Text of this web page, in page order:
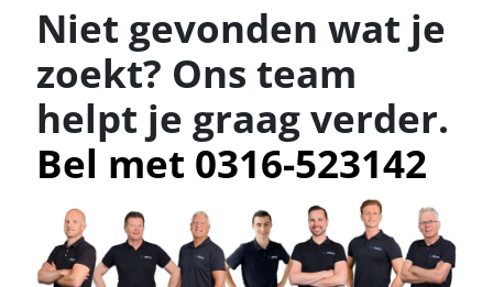
Niet gevonden wat je
zoekt? Ons team
helpt je graag verder.
Bel met 0316-523142